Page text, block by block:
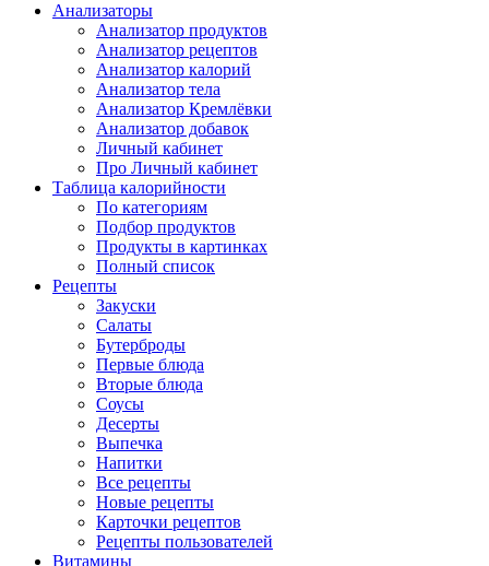
Анализаторы
Анализатор продуктов
Анализатор рецептов
Анализатор калорий
Анализатор тела
Анализатор Кремлёвки
Анализатор добавок
Личный кабинет
Про Личный кабинет
Таблица калорийности
По категориям
Подбор продуктов
Продукты в картинках
Полный список
Рецепты
Закуски
Салаты
Бутерброды
Первые блюда
Вторые блюда
Соусы
Десерты
Выпечка
Напитки
Все рецепты
Новые рецепты
Карточки рецептов
Рецепты пользователей
Витамины